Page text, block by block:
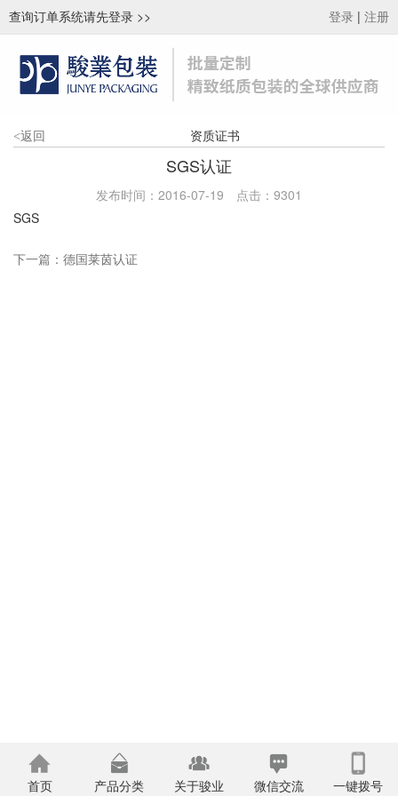
查询订单系统请先登录 >> 登录 | 注册
<返回 资质证书
SGS认证
发布时间：2016-07-19 点击： 9301
SGS
下一篇： 德国莱茵认证
首页 产品分类 关于骏业 微信交流 一键拨号